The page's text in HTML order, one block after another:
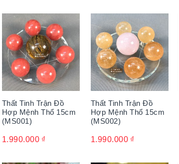
Thất Tinh Trận Đồ
Hợp Mệnh Thổ 15cm
(MS001)
1.990.000 ₫
Thất Tinh Trận Đồ
Hợp Mệnh Thổ 15cm
(MS002)
1.990.000 ₫